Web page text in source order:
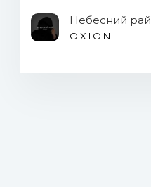
Небесний рай
O X I O N